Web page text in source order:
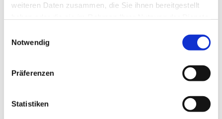
weiteren Daten zusammen, die Sie ihnen bereitgestellt
Notwendig
Präferenzen
Statistiken
In der Nähe Auf der Karte anschauen
Veranstaltung